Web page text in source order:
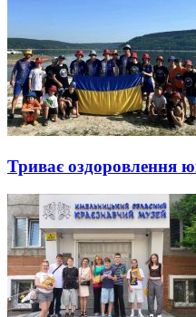
Триває оздоровлення